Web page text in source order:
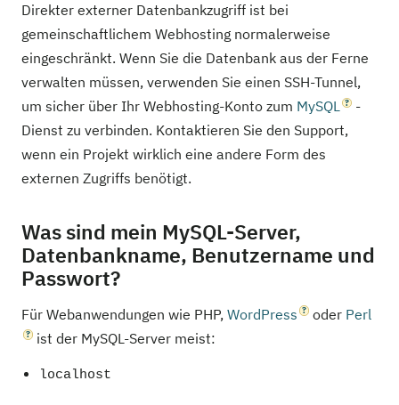
Direkter externer Datenbankzugriff ist bei
gemeinschaftlichem Webhosting normalerweise
eingeschränkt. Wenn Sie die Datenbank aus der Ferne
verwalten müssen, verwenden Sie einen SSH-Tunnel,
um sicher über Ihr Webhosting-Konto zum MySQL
-
Dienst zu verbinden. Kontaktieren Sie den Support,
wenn ein Projekt wirklich eine andere Form des
externen Zugriffs benötigt.
Was sind mein MySQL-Server,
Datenbankname, Benutzername und
Passwort?
Für Webanwendungen wie PHP, WordPress oder Perl
ist der MySQL-Server meist:
localhost